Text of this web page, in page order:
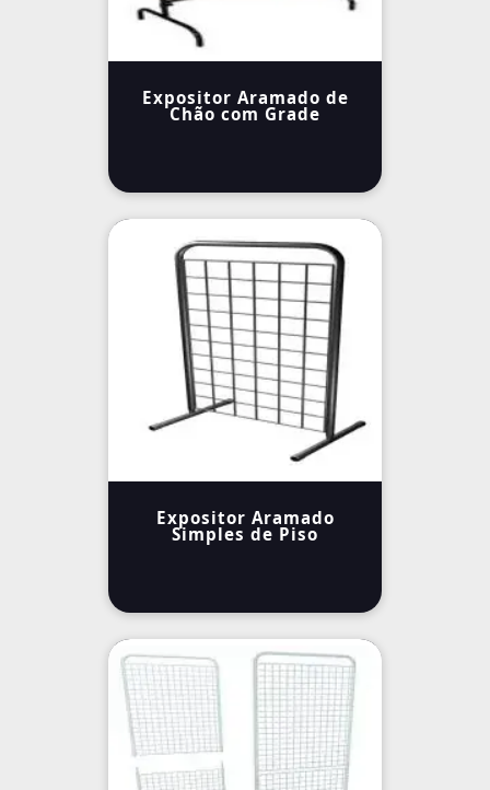
Expositor Aramado de
Chão com Grade
Expositor Aramado
Simples de Piso